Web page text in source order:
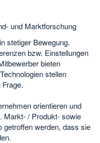
und Marktforschung
stetiger Bewegung.
bzw. Einstellungen
bieten
stellen
orientieren und
Markt- / Produkt- sowie
getroffen werden, dass sie